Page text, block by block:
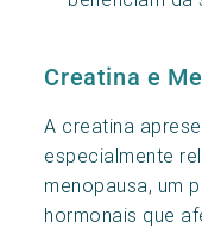
Creatina e
A creatina
especialmente
menopausa, um
hormonais que